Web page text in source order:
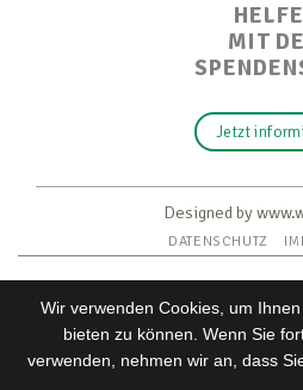
MIT
Jetzt
Designed by
DATENSCHUTZ
Wir verwenden Cookies, um
bieten zu können. Wenn Sie
verwenden, nehmen wir an, dass